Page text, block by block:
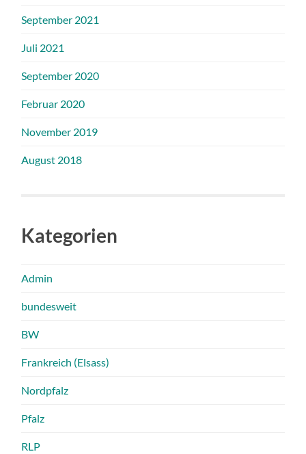
September 2021
Juli 2021
September 2020
Februar 2020
November 2019
August 2018
Kategorien
Admin
bundesweit
BW
Frankreich (Elsass)
Nordpfalz
Pfalz
RLP